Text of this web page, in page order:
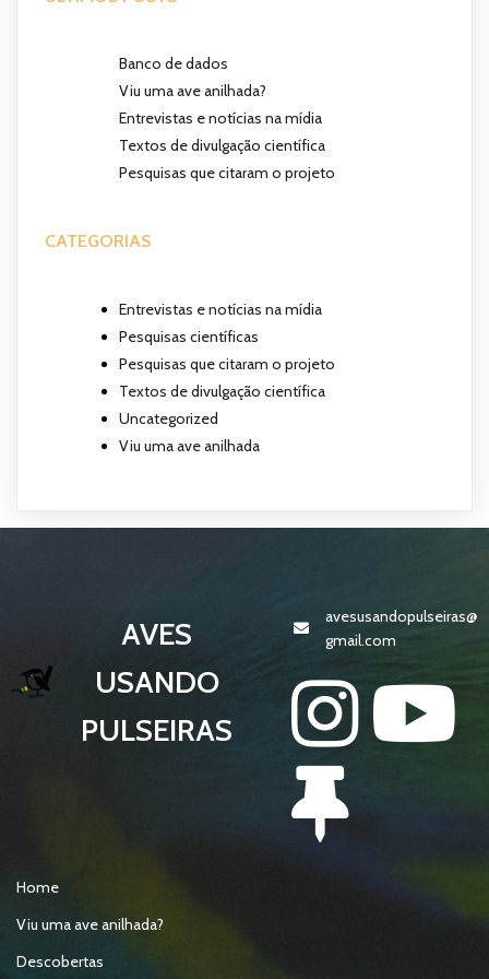
ARTIGOS
Banco de dados
Viu uma ave anilhada?
Entrevistas e notícias na mídia
Textos de divulgação científica
Pesquisas que citaram o projeto
CATEGORIAS
Entrevistas e notícias na mídia
Pesquisas científicas
Pesquisas que citaram o projeto
Textos de divulgação científica
Uncategorized
Viu uma ave anilhada
AVES
USANDO
PULSEIRAS
avesusandopulseiras@
gmail.com
Home
Viu uma ave anilhada?
Descobertas